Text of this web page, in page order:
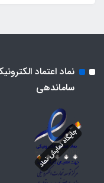
نماد اعتماد
ساماندهی